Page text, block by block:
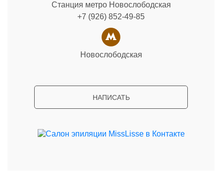
Станция метро Новослободская
+7 (926) 852-49-85
Новослободская
НАПИСАТЬ